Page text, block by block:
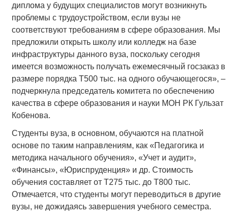
диплома у будущих специалистов могут возникнуть
проблемы с трудоустройством, если вузы не
соответствуют требованиям в сфере образования. Мы
предложили открыть школу или колледж на базе
инфраструктуры данного вуза, поскольку сегодня
имеется возможность получать ежемесячный госзаказ в
размере порядка Т500 тыс. на одного обучающегося», –
подчеркнула председатель комитета по обеспечению
качества в сфере образования и науки МОН РК Гульзат
Кобенова.
Студенты вуза, в основном, обучаются на платной
основе по таким направлениям, как «Педагогика и
методика начального обучения», «Учет и аудит»,
«Финансы», «Юриспруденция» и др. Стоимость
обучения составляет от Т275 тыс. до Т800 тыс.
Отмечается, что студенты могут переводиться в другие
вузы, не дожидаясь завершения учебного семестра.